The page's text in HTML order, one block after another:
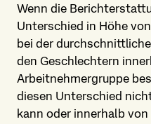
Wenn die
Unterschied in Höhe
bei der
den Geschlechtern
Arbeitnehmer­gruppe
diesen Unterschied
kann oder innerhalb